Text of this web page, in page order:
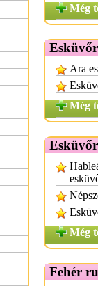
Még
Ara
Még
Még
Fehér